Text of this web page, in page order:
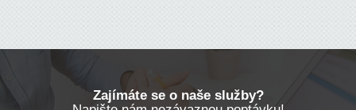
Zajímáte se o naše služby?